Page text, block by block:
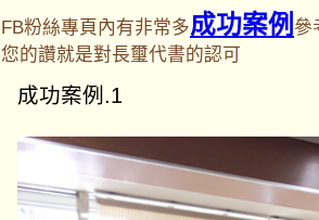
FB粉絲專頁內有非常多成功案例 參
您的讚就是對長璽代書的認可
成功案例.1